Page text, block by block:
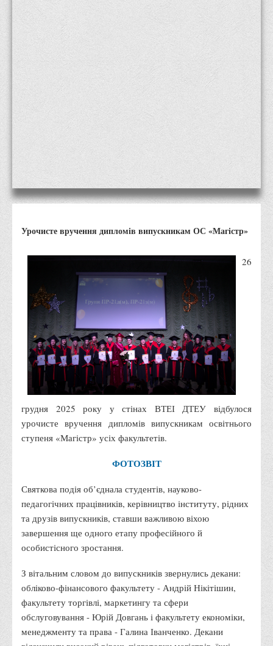
Публічна інформація
Заходи запобігання протиправним діям
Антикорупційні заходи
Протидія тероризму та насиллю
Як розпізнати глорифікацію збройної агресії РФ проти
України та протистояти їй?
Правила поведінки у разі виявлення вибухонебезпечних
Протидія торгівлі людьми
характеру
Що можна і не можна знімати, показувати під час війни
Контакти державних та громадських організацій, які
допомагають тим, хто пережили сексуальне насильство,
пов'язане з конфліктом та їх родинам у Вінницькій області
10 точних фактів про наркотики. З’ясуй правду про
наркотики. Врятуй чиєсь життя
Контакти
3D тур
Екскурсія до ВТЕІ
Smart Electronic Learning
Репозиторій
Структура
Адміністрація
Факультети
Обліково-фінансовий
Торгівлі, маркетингу та сфери обслуговування
Економіки, менеджменту та права
Кафедри
Урочисте вручення дипломів випускникам ОС «Магістр»
26
грудня 2025 року у стінах ВТЕІ ДТЕУ відбулося
урочисте вручення дипломів випускникам освітнього
ступеня «Магістр» усіх факультетів.
ФОТОЗВІТ
Святкова подія об’єднала студентів, науково-
педагогічних працівників, керівництво інституту, рідних
та друзів випускників, ставши важливою віхою
завершення ще одного етапу професійного й
особистісного зростання.
З вітальним словом до випускників звернулись декани:
обліково-фінансового факультету - Андрій Нікітішин,
факультету торгівлі, маркетингу та сфери
обслуговування - Юрій Довгань і факультету економіки,
менеджменту та права - Галина Іванченко. Декани